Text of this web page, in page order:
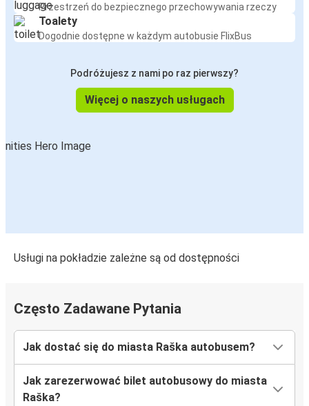
Przestrzeń do bezpiecznego przechowywania rzeczy
Toalety
Dogodnie dostępne w każdym autobusie FlixBus
Podróżujesz z nami po raz pierwszy?
Więcej o naszych usługach
Usługi na pokładzie zależne są od dostępności
Często Zadawane Pytania
Jak dostać się do miasta Raška autobusem?
Jak zarezerwować bilet autobusowy do miasta
Raška?